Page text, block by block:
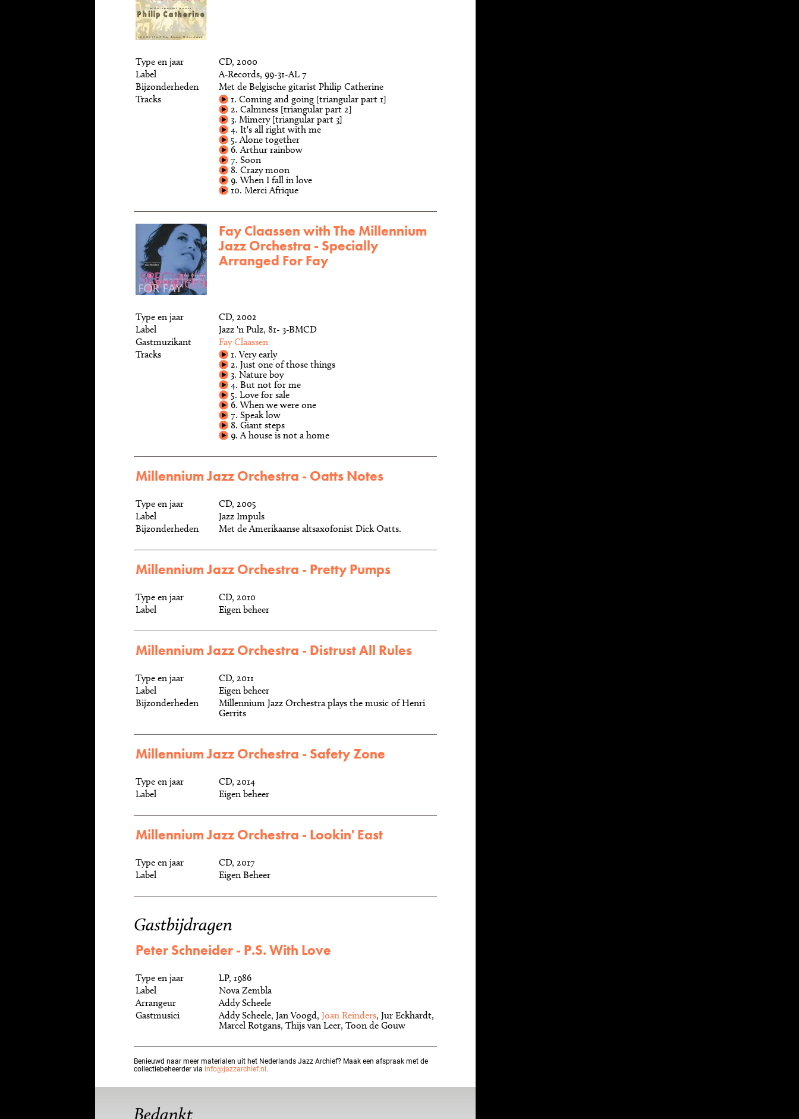
Type en jaar
CD, 2000
Label
A-Records, 99-31-AL 7
Bijzonderheden
Met de Belgische gitarist Philip Catherine
Tracks
1. Coming and going [triangular part 1]
2. Calmness [triangular part 2]
3. Mimery [triangular part 3]
4. It's all right with me
5. Alone together
6. Arthur rainbow
7. Soon
8. Crazy moon
9. When I fall in love
10. Merci Afrique
Fay Claassen with The Millennium
Jazz Orchestra - Specially
Arranged For Fay
Type en jaar
CD, 2002
Label
Jazz 'n Pulz, 81- 3-BMCD
Gastmuzikant
Fay Claassen
Tracks
1. Very early
2. Just one of those things
3. Nature boy
4. But not for me
5. Love for sale
6. When we were one
7. Speak low
8. Giant steps
9. A house is not a home
Millennium Jazz Orchestra - Oatts Notes
Type en jaar
CD, 2005
Label
Jazz Impuls
Bijzonderheden
Met de Amerikaanse altsaxofonist Dick Oatts.
Millennium Jazz Orchestra - Pretty Pumps
Type en jaar
CD, 2010
Label
Eigen beheer
Millennium Jazz Orchestra - Distrust All Rules
Type en jaar
CD, 2011
Label
Eigen beheer
Bijzonderheden
Millennium Jazz Orchestra plays the music of Henri
Gerrits
Millennium Jazz Orchestra - Safety Zone
Type en jaar
CD, 2014
Label
Eigen beheer
Millennium Jazz Orchestra - Lookin' East
Type en jaar
CD, 2017
Label
Eigen Beheer
Gastbijdragen
Peter Schneider - P.S. With Love
Type en jaar
LP, 1986
Label
Nova Zembla
Arrangeur
Addy Scheele
Gastmusici
Addy Scheele, Jan Voogd, Joan Reinders, Jur Eckhardt,
Marcel Rotgans, Thijs van Leer, Toon de Gouw
Benieuwd naar meer materialen uit het Nederlands Jazz Archief? Maak een afspraak met de
collectiebeheerder via info@jazzarchief.nl.
Bedankt